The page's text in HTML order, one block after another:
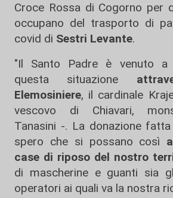
Croce Rossa di Cogorno per
occupano del trasporto di
covid di Sestri Levante.
"Il Santo Padre è venuto a
questa situazione
Elemosiniere, il cardinale
vescovo di Chiavari,
Tanasini -. La donazione
spero che si possano così
case di riposo del nostro
di mascherine e guanti sia
operatori ai quali va la nostra